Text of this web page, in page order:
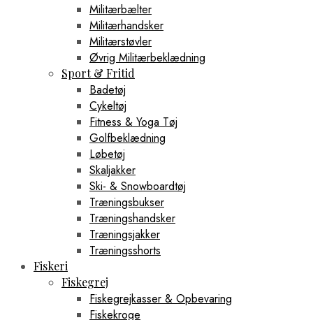
Militærbælter
Militærhandsker
Militærstøvler
Øvrig Militærbeklædning
Sport & Fritid
Badetøj
Cykeltøj
Fitness & Yoga Tøj
Golfbeklædning
Løbetøj
Skaljakker
Ski- & Snowboardtøj
Træningsbukser
Træningshandsker
Træningsjakker
Træningsshorts
Fiskeri
Fiskegrej
Fiskegrejkasser & Opbevaring
Fiskekroge